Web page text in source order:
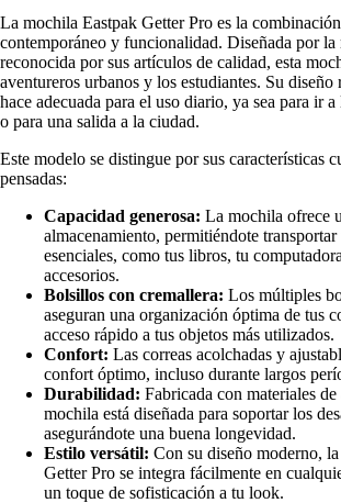
La mochila Eastpak Getter Pro es la
contemporáneo y funcionalidad. Diseñada por la
reconocida por sus artículos de calidad, esta
aventureros urbanos y los estudiantes. Su
hace adecuada para el uso diario, ya sea para ir
o para una salida a la ciudad.
Este modelo se distingue por sus características
pensadas:
Capacidad generosa: La mochila ofrece
almacenamiento, permitiéndote
esenciales, como tus libros, tu
accesorios.
Bolsillos con cremallera: Los múltiples
aseguran una organización óptima de tus
acceso rápido a tus objetos más utilizados.
Confort: Las correas acolchadas y
confort óptimo, incluso durante largos
Durabilidad: Fabricada con materiales de
mochila está diseñada para soportar los
asegurándote una buena longevidad.
Estilo versátil: Con su diseño moderno,
Getter Pro se integra fácilmente en
un toque de sofisticación a tu look.